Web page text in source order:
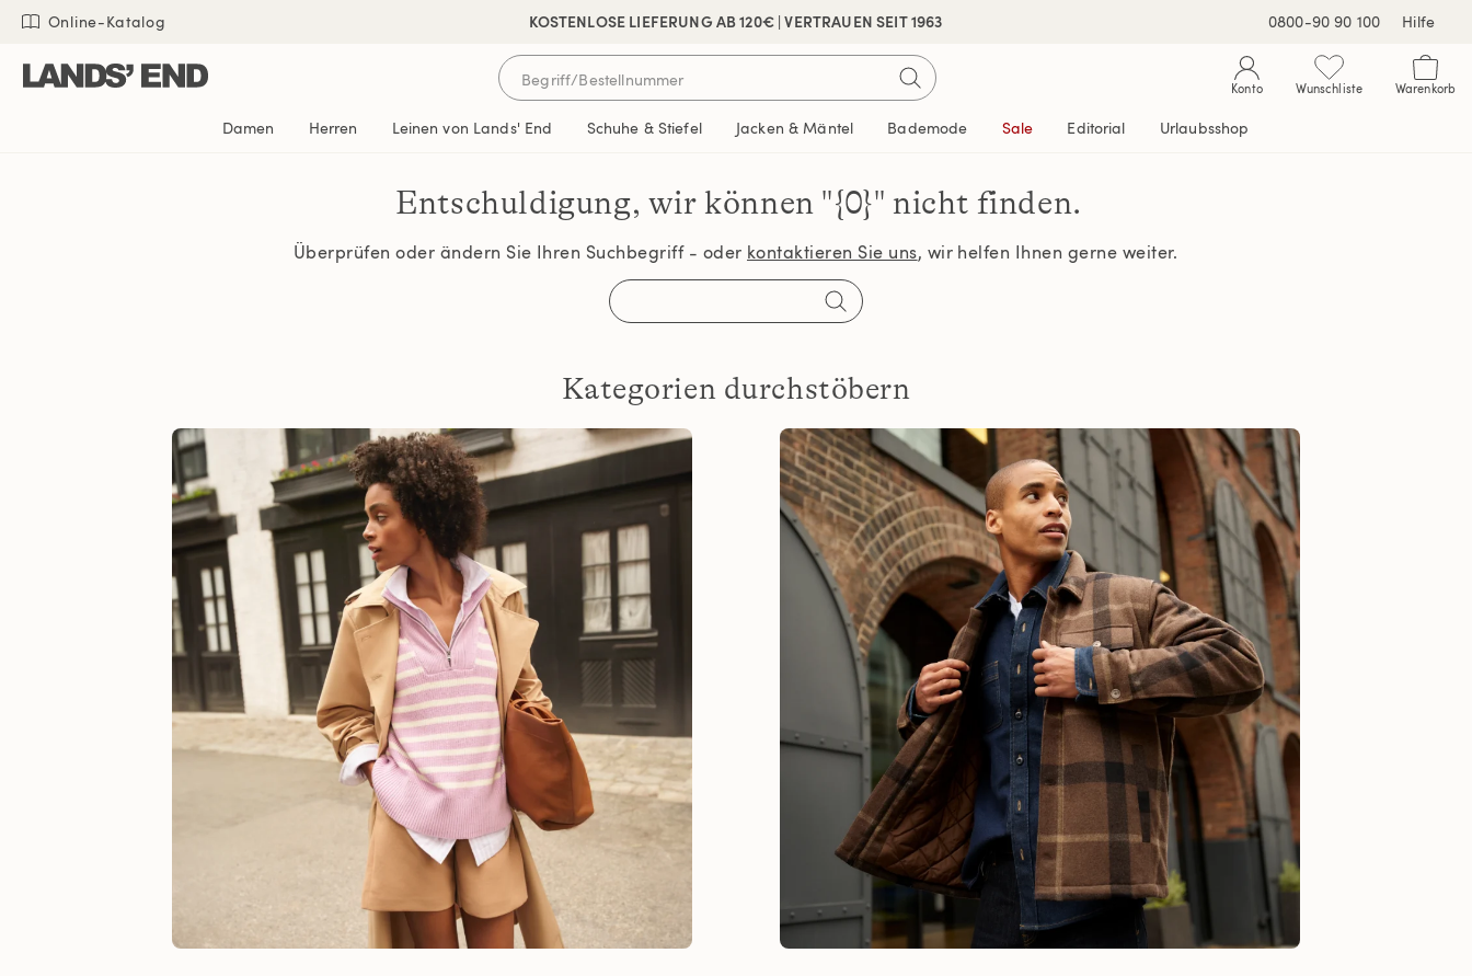
Direkt
Inhalt
Direkt
Navigation
Direkt
Suche
KOSTENLOSE LIEFERUNG AB 120€ | VERTRAUEN SEIT 1963
🔒 SICHER BEZAHLEN
Online-Katalog 0800-90 90 100 Hilfe
Konto Wunschliste Warenkorb
Damen Herren Leinen von Lands' End Schuhe & Stiefel Jacken & Mäntel Bademode Sale Editorial Urlaubsshop
Entschuldigung, wir können "{0}" nicht finden.
Überprüfen oder ändern Sie Ihren Suchbegriff - oder kontaktieren Sie uns, wir helfen Ihnen gerne weiter.
Kategorien durchstöbern